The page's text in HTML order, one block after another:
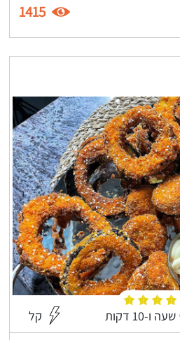
1415
שעה ו-10 דקות קל